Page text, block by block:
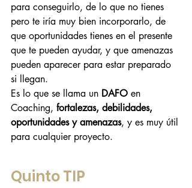
para conseguirlo, de lo que no tienes
pero te iría muy bien incorporarlo, de
que oportunidades tienes en el presente
que te pueden ayudar, y que amenazas
pueden aparecer para estar preparado
si llegan.
Es lo que se llama un DAFO en
Coaching, fortalezas, debilidades,
oportunidades y amenazas, y es muy útil
para cualquier proyecto.
Quinto TIP